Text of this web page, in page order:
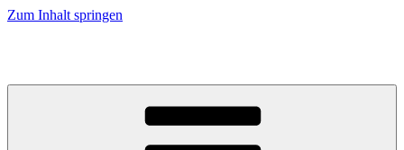
Zum Inhalt springen